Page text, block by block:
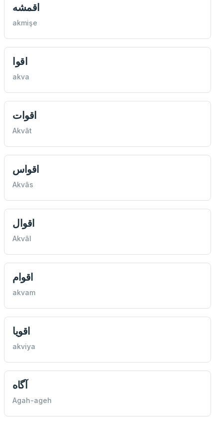
اقمشه
akmişe
اقوا
akva
اقوات
Akvât
اقواس
Akvâs
اقوال
Akvâl
اقوام
akvam
اقويا
akviya
آگاه
Agah-ageh